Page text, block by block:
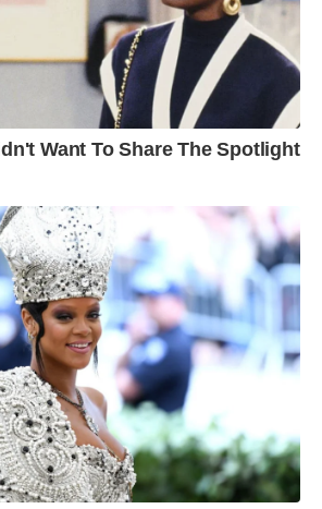
Want To Share The Spotlight